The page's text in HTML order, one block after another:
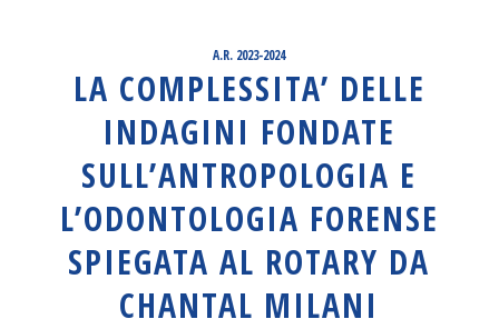
A.R. 2023-2024
LA COMPLESSITA’ DELLE
INDAGINI FONDATE
SULL’ANTROPOLOGIA E
L’ODONTOLOGIA FORENSE
SPIEGATA AL ROTARY DA
CHANTAL MILANI